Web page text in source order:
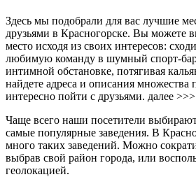
Здесь мы подобрали для вас лучшие
друзьями в Красногорске. Вы можете
место исходя из своих интересов:
любимую команду в шумный спорт-
интимной обстановке, потягивая
найдете адреса и описания множества
интересно пойти с друзьями. далее >>>
Чаще всего наши посетители
самые популярные заведения. В
много таких заведений. Можно
выбрав свой район города, или
геолокацией.